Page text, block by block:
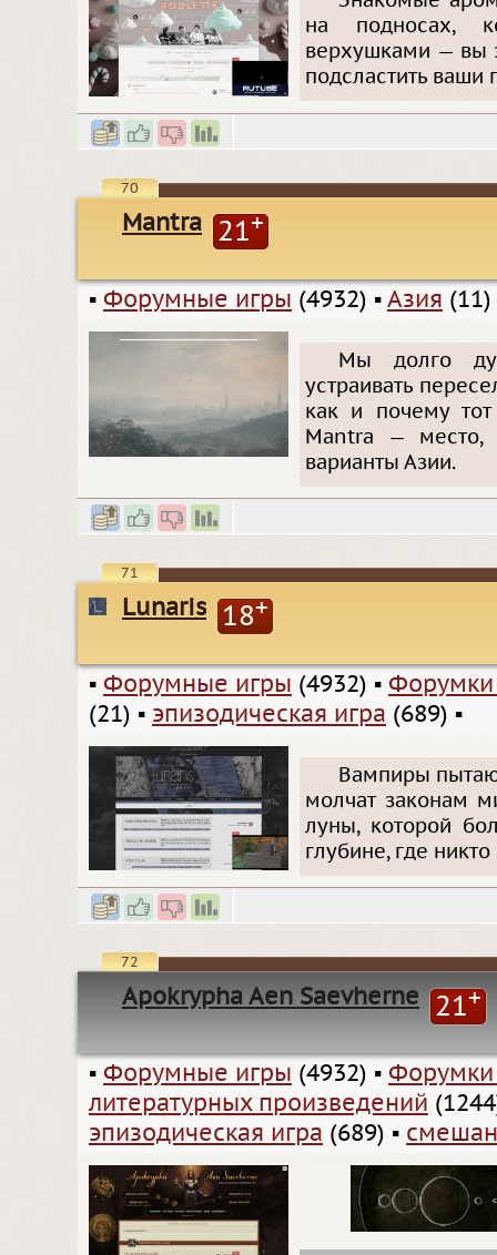
на подносах,
верхушками — вы
подсластить ваши
70
Mantra 21+
▪ Форумные игры (4932) ▪ Азия (11)
Мы долго
устраивать
как и почему
Mantra — место,
варианты Азии.
71
Lunaris 18+
▪ Форумные игры (4932) ▪
(21) ▪ эпизодическая игра (689) ▪
Вампиры
молчат законам
луны, которой
глубине, где
72
Apokrypha Aen Saevherne 21+
▪ Форумные игры (4932) ▪
литературных произведений
эпизодическая игра (689) ▪